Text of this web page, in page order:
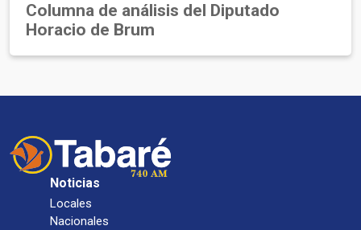
Columna de análisis del Diputado
Horacio de Brum
Noticias
Locales
Nacionales